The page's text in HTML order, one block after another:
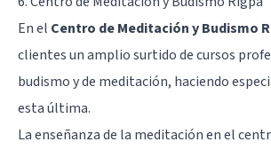
En el Centro de Meditación y Budismo
clientes un amplio surtido de cursos
budismo y de meditación, haciendo
esta última.
La enseñanza de la meditación en el